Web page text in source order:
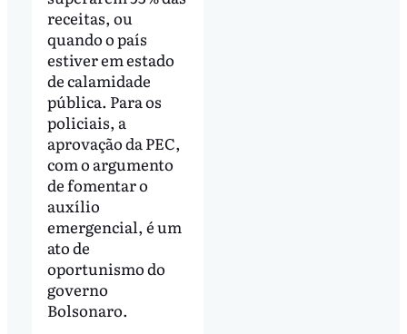
receitas, ou
quando o país
estiver em estado
de calamidade
pública. Para os
policiais, a
aprovação da PEC,
com o argumento
de fomentar o
auxílio
emergencial, é um
ato de
oportunismo do
governo
Bolsonaro.